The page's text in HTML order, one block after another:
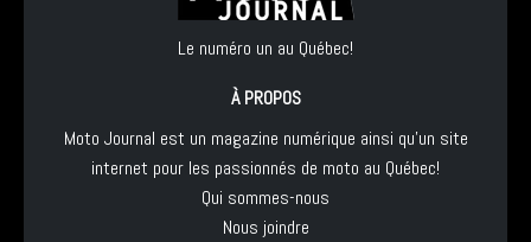
Le numéro un au Québec!
À PROPOS
Moto Journal est un magazine numérique ainsi qu'un site
internet pour les passionnés de moto au Québec!
Qui sommes-nous
Nous joindre